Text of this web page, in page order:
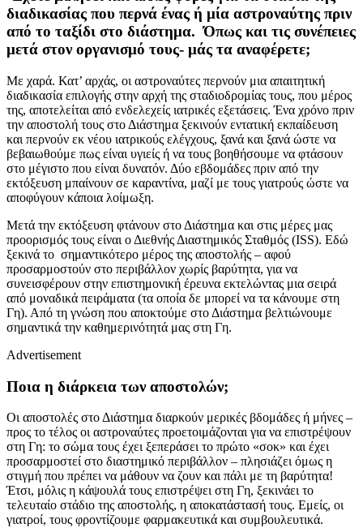
διαδικασίας που περνά ένας ή μία αστροναύτης πριν
από το ταξίδι στο διάστημα. Όπως και τις συνέπειες
μετά στον οργανισμό τους- μάς τα αναφέρετε;
Με χαρά. Κατ’ αρχάς, οι αστροναύτες περνούν μια απαιτητική
διαδικασία επιλογής στην αρχή της σταδιοδρομίας τους, που μέρος
της, αποτελείται από ενδελεχείς ιατρικές εξετάσεις. Ένα χρόνο πριν
την αποστολή τους στο Διάστημα ξεκινούν εντατική εκπαίδευση
και περνούν εκ νέου ιατρικούς ελέγχους, ξανά και ξανά ώστε να
βεβαιωθούμε πως είναι υγιείς ή να τους βοηθήσουμε να φτάσουν
στο μέγιστο που είναι δυνατόν. Δύο εβδομάδες πριν από την
εκτόξευση μπαίνουν σε καραντίνα, μαζί με τους γιατρούς ώστε να
αποφύγουν κάποια λοίμωξη.
Μετά την εκτόξευση φτάνουν στο Διάστημα και στις μέρες μας
προορισμός τους είναι ο Διεθνής Διαστημικός Σταθμός (ISS). Εδώ
ξεκινά το σημαντικότερο μέρος της αποστολής – αφού
προσαρμοστούν στο περιβάλλον χωρίς βαρύτητα, για να
συνεισφέρουν στην επιστημονική έρευνα εκτελώντας μια σειρά
από μοναδικά πειράματα (τα οποία δε μπορεί να τα κάνουμε στη
Γη). Από τη γνώση που αποκτούμε στο Διάστημα βελτιώνουμε
σημαντικά την καθημερινότητά μας στη Γη.
Advertisement
Ποια η διάρκεια των αποστολών;
Οι αποστολές στο Διάστημα διαρκούν μερικές βδομάδες ή μήνες –
προς το τέλος οι αστροναύτες προετοιμάζονται για να επιστρέψουν
στη Γη: το σώμα τους έχει ξεπεράσει το πρώτο «σοκ» και έχει
προσαρμοστεί στο διαστημικό περιβάλλον – πλησιάζει όμως η
στιγμή που πρέπει να μάθουν να ζουν και πάλι με τη βαρύτητα!
Έτσι, μόλις η κάψουλά τους επιστρέψει στη Γη, ξεκινάει το
τελευταίο στάδιο της αποστολής, η αποκατάστασή τους. Εμείς, οι
γιατροί, τους φροντίζουμε φαρμακευτικά και συμβουλευτικά.